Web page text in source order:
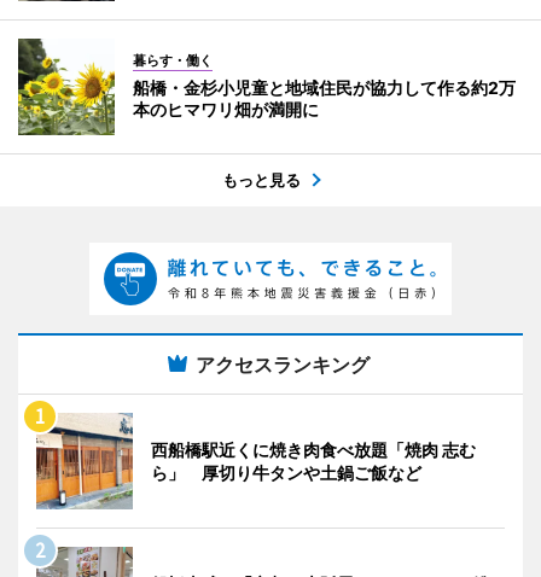
暮らす・働く
船橋・金杉小児童と地域住民が協力して作る約2万
本のヒマワリ畑が満開に
もっと見る
アクセスランキング
西船橋駅近くに焼き肉食べ放題「焼肉 志む
ら」 厚切り牛タンや土鍋ご飯など